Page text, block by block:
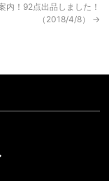
内！92点出品しました！
（2018/4/8） →